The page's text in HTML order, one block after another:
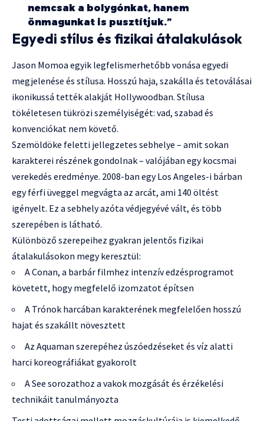
nemcsak a bolygónkat, hanem
önmagunkat is pusztítjuk.”
Egyedi stílus és fizikai átalakulások
Jason Momoa egyik legfelismerhetőbb vonása egyedi
megjelenése és stílusa. Hosszú haja, szakálla és tetoválásai
ikonikussá tették alakját Hollywoodban. Stílusa
tökéletesen tükrözi személyiségét: vad, szabad és
konvenciókat nem követő.
Szemöldöke feletti jellegzetes sebhelye – amit sokan
karakterei részének gondolnak – valójában egy kocsmai
verekedés eredménye. 2008-ban egy Los Angeles-i bárban
egy férfi üveggel megvágta az arcát, ami 140 öltést
igényelt. Ez a sebhely azóta védjegyévé vált, és több
szerepében is látható.
Különböző szerepeihez gyakran jelentős fizikai
átalakulásokon megy keresztül:
A Conan, a barbár filmhez intenzív edzésprogramot
követett, hogy megfelelő izomzatot építsen
A Trónok harcában karakterének megfelelően hosszú
hajat és szakállt növesztett
Az Aquaman szerepéhez úszóedzéseket és víz alatti
harci koreográfiákat gyakorolt
A See sorozathoz a vakok mozgását és érzékelési
technikáit tanulmányozta